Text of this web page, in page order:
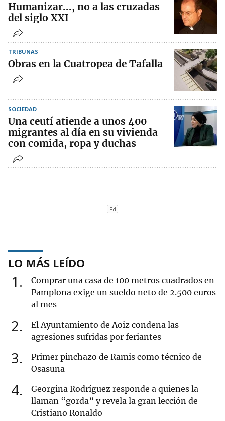
Humanizar..., no a las cruzadas
del siglo XXI
TRIBUNAS
Obras en la Cuatropea de Tafalla
SOCIEDAD
Una ceutí atiende a unos 400
migrantes al día en su vivienda
con comida, ropa y duchas
LO MÁS LEÍDO
1
Comprar una casa de 100 metros cuadrados en
Pamplona exige un sueldo neto de 2.500 euros
al mes
2
El Ayuntamiento de Aoiz condena las
agresiones sufridas por feriantes
3
Primer pinchazo de Ramis como técnico de
Osasuna
4
Georgina Rodríguez responde a quienes la
llaman “gorda” y revela la gran lección de
Cristiano Ronaldo